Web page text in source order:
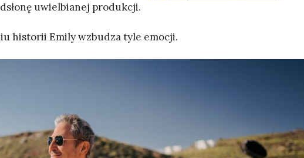
uwielbianej produkcji.
historii Emily wzbudza tyle emocji.